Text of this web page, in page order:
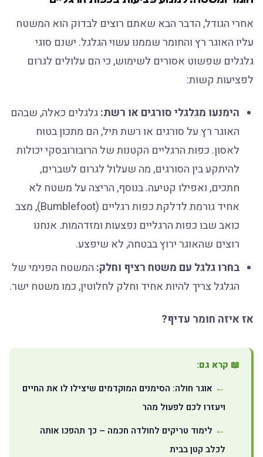
אחרי הגודל, הדבר הבא שאתם רוצים לבדוק הוא המשטח
עליו האוגר רץ והחומר שממנו עשוי הגלגל. ישנם סוגי
גלגלים שפשוט אסורים לשימוש, כי הם עלולים לגרום
לפציעות קשות:
הימנעו מגלגלי סורגים או רשת:גלגלים כאלה, שבהם
האוגר רץ על סורגים או רשת תיל, הם מתכון בטוח
לאסון. כפות הרגליים הקטנות של הרובורובסקי יכולות
להיתקע בין הסורגים, מה שעלול לגרום לשברים,
חתכים, ואפילו קטיעה. בנוסף, הריצה על משטח לא
אחיד גורמת לדלקת כפות רגליים (Bumblefoot), מצב
כואב שבו כפות הרגליים נפצעות ומזדהמות. אנחנו
רוצים שהאוגר ירוץ בבטחה, לא שיפצע.
בחרו גלגל עם משטח רציף וחלק:המשטח הפנימי של
הגלגל צריך להיות אחיד וחלק לחלוטין, כמו משטח ישר.
אז איזה חומר עדיף?
📖 קרא גם:
אוגר חולה: הסימנים המוקדמים שיצילו לו את החיים
ויעזרו לכם לפעול מהר
לימוד טריקים לחולדה חכמה – כך תהפכו אותה
לכלב קטן בבית